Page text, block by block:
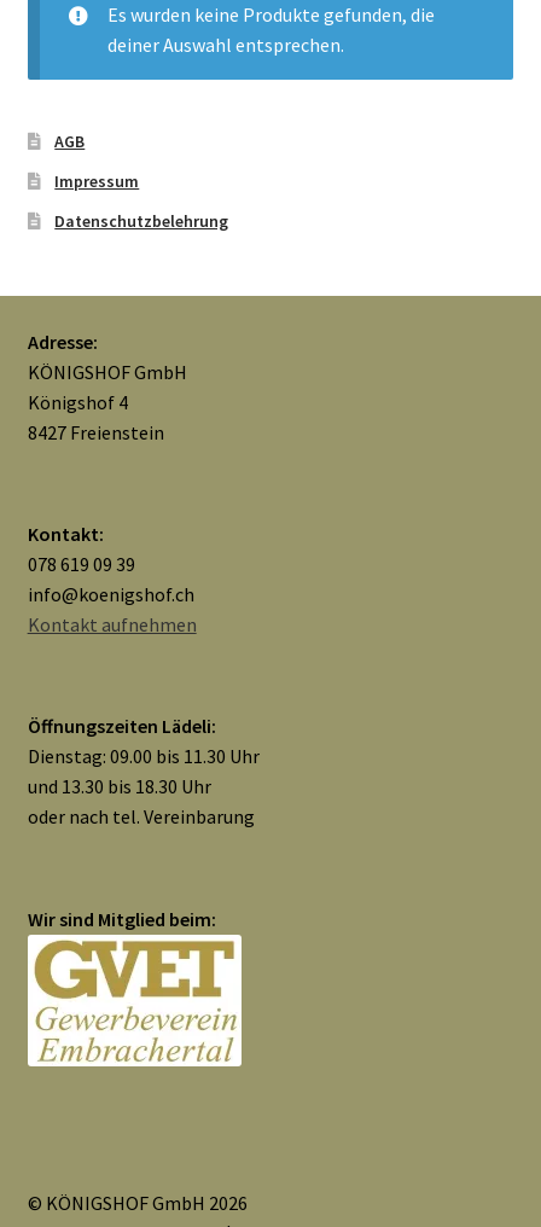
Ladies-Night
Mein Konto
Zahlungsarten
Es wurden keine Produkte gefunden, die
deiner Auswahl entsprechen.
AGB
Impressum
Datenschutzbelehrung
Adresse:
KÖNIGSHOF GmbH
Königshof 4
8427 Freienstein
Kontakt:
078 619 09 39
info@koenigshof.ch
Kontakt aufnehmen
Öffnungszeiten Lädeli:
Dienstag: 09.00 bis 11.30 Uhr
und 13.30 bis 18.30 Uhr
oder nach tel. Vereinbarung
Wir sind Mitglied beim:
© KÖNIGSHOF GmbH 2026